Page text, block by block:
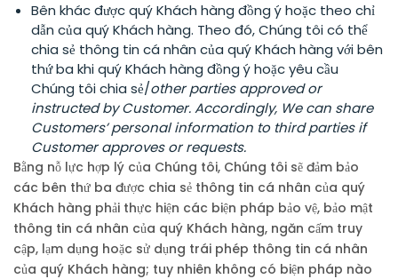
Bên khác được quý Khách hàng đồng ý hoặc theo chỉ
dẫn của quý Khách hàng. Theo đó, Chúng tôi có thể
chia sẻ thông tin cá nhân của quý Khách hàng với bên
thứ ba khi quý Khách hàng đồng ý hoặc yêu cầu
Chúng tôi chia sẻ/other parties approved or
instructed by Customer. Accordingly, We can share
Customers’ personal information to third parties if
Customer approves or requests.
Bằng nỗ lực hợp lý của Chúng tôi, Chúng tôi sẽ đảm bảo
các bên thứ ba được chia sẻ thông tin cá nhân của quý
Khách hàng phải thực hiện các biện pháp bảo vệ, bảo mật
thông tin cá nhân của quý Khách hàng, ngăn cấm truy
cập, lạm dụng hoặc sử dụng trái phép thông tin cá nhân
của quý Khách hàng; tuy nhiên không có biện pháp nào